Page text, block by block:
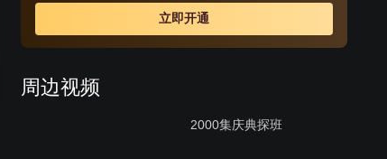
北沦陷后，日本兵在这里派有重兵把守，归安邱管辖。随
着太平洋战争的爆发，加之日军在中国战场上的节节失
样，被消灭一个少一个。原来的100多日本兵和200多伪
立即开通
周边视频
2000集庆典探班